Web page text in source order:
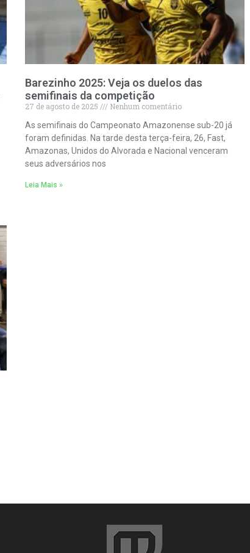
Barezinho 2025: Veja os duelos das
semifinais da competição
27 de agosto de 2025
Nenhum comentário
As semifinais do Campeonato Amazonense sub-20 já
foram definidas. Na tarde desta terça-feira, 26, Fast,
Amazonas, Unidos do Alvorada e Nacional venceram
seus adversários nos
Leia Mais »